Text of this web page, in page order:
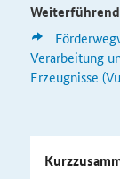
Verarbeitung
Erzeugnisse